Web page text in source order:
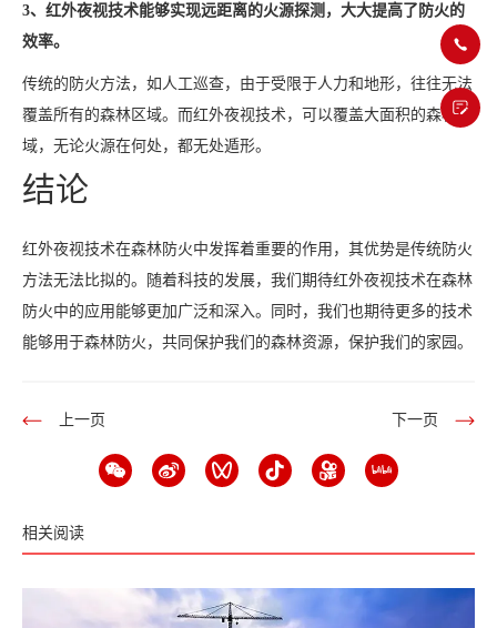
3、红外夜视技术能够实现远距离的火源探测，大大提高了防火的
效率。
传统的防火方法，如人工巡查，由于受限于人力和地形，往往无法
覆盖所有的森林区域。而红外夜视技术，可以覆盖大面积的森林区
域，无论火源在何处，都无处遁形。
结论
红外夜视技术在森林防火中发挥着重要的作用，其优势是传统防火
方法无法比拟的。随着科技的发展，我们期待红外夜视技术在森林
防火中的应用能够更加广泛和深入。同时，我们也期待更多的技术
能够用于森林防火，共同保护我们的森林资源，保护我们的家园。
上一页 下一页
相关阅读